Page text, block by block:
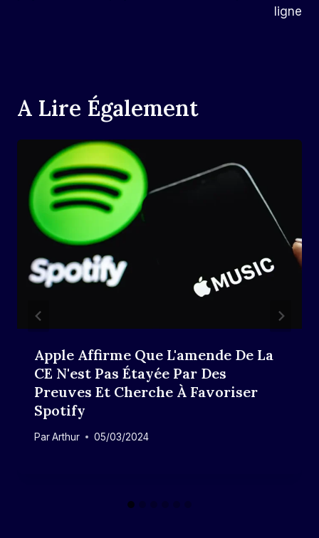
ligne
A Lire Également
Apple Affirme Que L'amende De La
CE N'est Pas Étayée Par Des
Preuves Et Cherche À Favoriser
Spotify
ParArthur 05/03/2024